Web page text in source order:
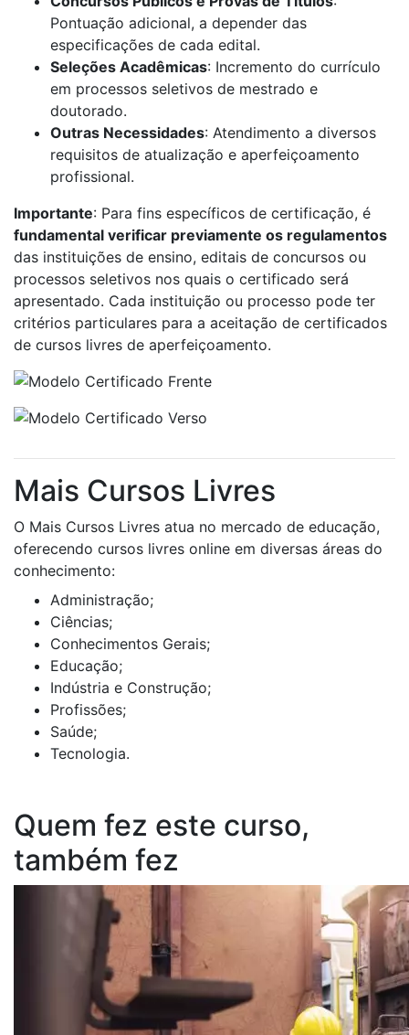
Pontuação adicional, a depender das
especificações de cada edital.
Seleções Acadêmicas: Incremento do currículo
em processos seletivos de mestrado e
doutorado.
Outras Necessidades: Atendimento a diversos
requisitos de atualização e aperfeiçoamento
profissional.
Importante: Para fins específicos de certificação, é
fundamental verificar previamente os regulamentos
das instituições de ensino, editais de concursos ou
processos seletivos nos quais o certificado será
apresentado. Cada instituição ou processo pode ter
critérios particulares para a aceitação de certificados
de cursos livres de aperfeiçoamento.
Mais Cursos Livres
O Mais Cursos Livres atua no mercado de educação,
oferecendo cursos livres online em diversas áreas do
conhecimento:
Administração;
Ciências;
Conhecimentos Gerais;
Educação;
Indústria e Construção;
Profissões;
Saúde;
Tecnologia.
Quem fez este curso,
também fez